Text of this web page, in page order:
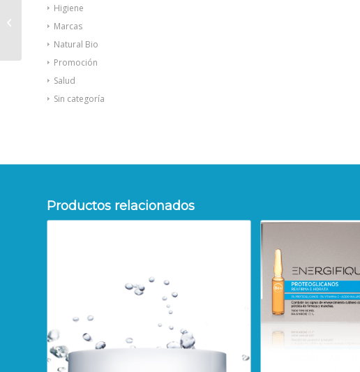
Higiene
Marcas
Natural Bio
Promoción
Salud
Sin categoría
Productos relacionados
Interapothek Crema
Solar SPF 50+ Bebés